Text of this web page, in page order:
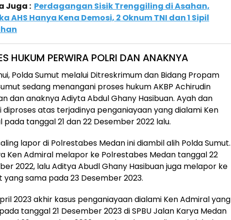
Juga : Perdagangan Sisik Trenggiling di Asahan,
AHS Hanya Kena Demosi, 2 Oknum TNI dan 1 Sipil
HUKUM PERWIRA POLRI DAN ANAKNYA
Polda Sumut melalui Ditreskrimum dan Bidang Propam
sedang menangani proses hukum AKBP Achirudin
dan anaknya Adiyta Abdul Ghany Hasibuan. Ayah dan
diproses atas terjadinya penganiayaan yang dialami Ken
pada tanggal 21 dan 22 Desember 2022 lalu.
lapor di Polrestabes Medan ini diambil alih Polda Sumut.
Ken Admiral melapor ke Polrestabes Medan tanggal 22
2022, lalu Aditya Abudl Ghany Hasibuan juga melapor ke
sama pada 23 Desember 2023.
2023 akhir kasus penganiayaan dialami Ken Admiral yang
tanggal 21 Desember 2023 di SPBU Jalan Karya Medan